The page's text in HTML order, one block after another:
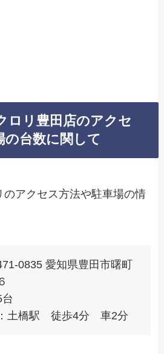
ロリ豊田店のアクセ
の台数に関して
のアクセス方法や駐車場の情
0835 愛知県豊田市曙町
土橋駅 徒歩4分 車2分